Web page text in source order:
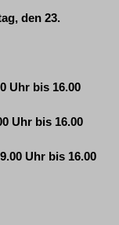
den 23.
Uhr bis 16.00
Uhr bis 16.00
9.00 Uhr bis 16.00